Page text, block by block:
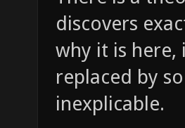
discovers
why it is here,
replaced by
inexplicable.